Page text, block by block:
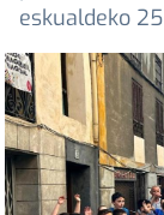
eskualdeko